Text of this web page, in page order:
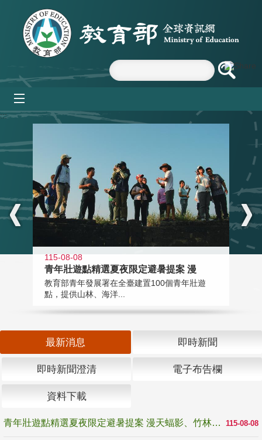
跳到主要內容區塊
:::
115-08-08
青年壯遊點精選夏夜限定避暑提案 漫
教育部青年發展署在全臺建置100個青年壯遊
點，提供山林、海洋...
最新消息 即時新聞
即時新聞澄清 電子布告欄
資料下載
115-08-08
青年壯遊點精選夏夜限定避暑提案 漫天蝠影、竹林尋蛙、茶香夜觀 邀青年暮色出發